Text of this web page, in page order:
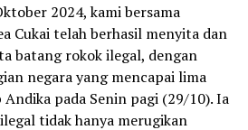
2024, kami bersama
Cukai telah berhasil menyita dan
batang rokok ilegal, dengan
negara yang mencapai lima
pada Senin pagi (29/10). Ia
tidak hanya merugikan